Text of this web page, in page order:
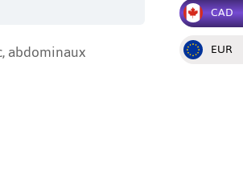
CAD
EUR
abdominaux